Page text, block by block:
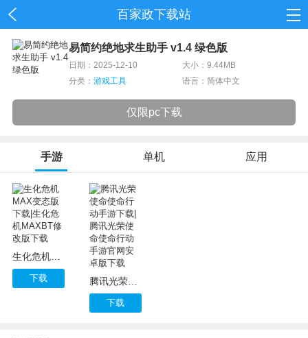
百家政下载站
资讯
易简约绝地求生助手 v1.4 绿色版
日期：2025-12-10
大小：9.44MB
分类： 游戏工具 语言：简体中文
仅限pc下载
手游 单机 应用
生化危机MAX变态版下载|生化危机MAXBT修改版下载
下载 腾讯光荣使命使命行动手游下载|腾讯光荣使命使命行动手游官网安卓版下载
下载